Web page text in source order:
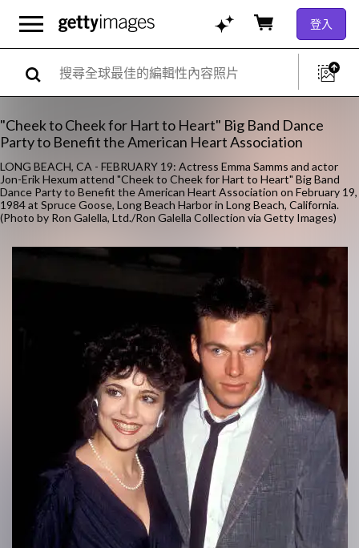
登入
"Cheek to Cheek for Hart to Heart" Big Band Dance
Party to Benefit the American Heart Association
LONG BEACH, CA - FEBRUARY 19: Actress Emma Samms and actor
Jon-Erik Hexum attend "Cheek to Cheek for Hart to Heart" Big Band
Dance Party to Benefit the American Heart Association on February 19,
1984 at Spruce Goose, Long Beach Harbor in Long Beach, California.
(Photo by Ron Galella, Ltd./Ron Galella Collection via Getty Images)